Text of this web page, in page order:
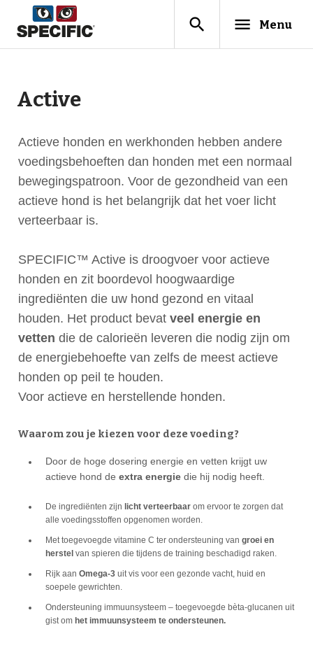
search menu Menu
Active
Actieve honden en werkhonden hebben andere
voedingsbehoeften dan honden met een normaal
bewegingspatroon. Voor de gezondheid van een
actieve hond is het belangrijk dat het voer licht
verteerbaar is.
SPECIFIC™ Active is droogvoer voor actieve
honden en zit boordevol hoogwaardige
ingrediënten die uw hond gezond en vitaal
houden. Het product bevat veel energie en
vetten die de calorieën leveren die nodig zijn om
de energiebehoefte van zelfs de meest actieve
honden op peil te houden.
Voor actieve en herstellende honden.
Waarom zou je kiezen voor deze voeding?
Door de hoge dosering energie en vetten krijgt uw
actieve hond deextra energie die hij nodig heeft.
De ingrediënten zijn licht verteerbaar om ervoor te zorgen dat
alle voedingsstoffen opgenomen worden.
Met toegevoegde vitamine C ter ondersteuning vangroei en
herstel van spieren die tijdens de training beschadigd raken.
Rijk aanOmega-3 uit vis voor een gezonde vacht, huid en
soepele gewrichten.
Ondersteuning immuunsysteem – toegevoegde bèta-glucanen uit
gist omhet immuunsysteem te ondersteunen.